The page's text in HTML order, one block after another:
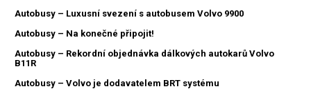
Autobusy – Luxusní svezení s autobusem Volvo 9900
Autobusy – Na konečné připojit!
Autobusy – Rekordní objednávka dálkových autokarů Volvo
B11R
Autobusy – Volvo je dodavatelem BRT systému